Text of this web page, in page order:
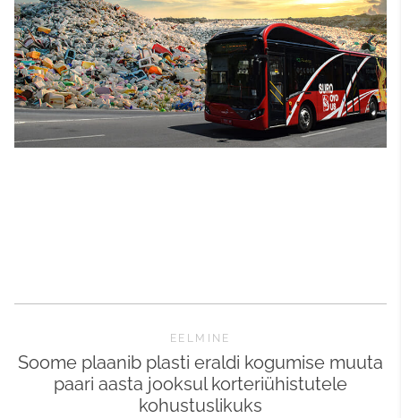
EELMINE
Soome plaanib plasti eraldi kogumise muuta
paari aasta jooksul korteriühistutele
kohustuslikuks